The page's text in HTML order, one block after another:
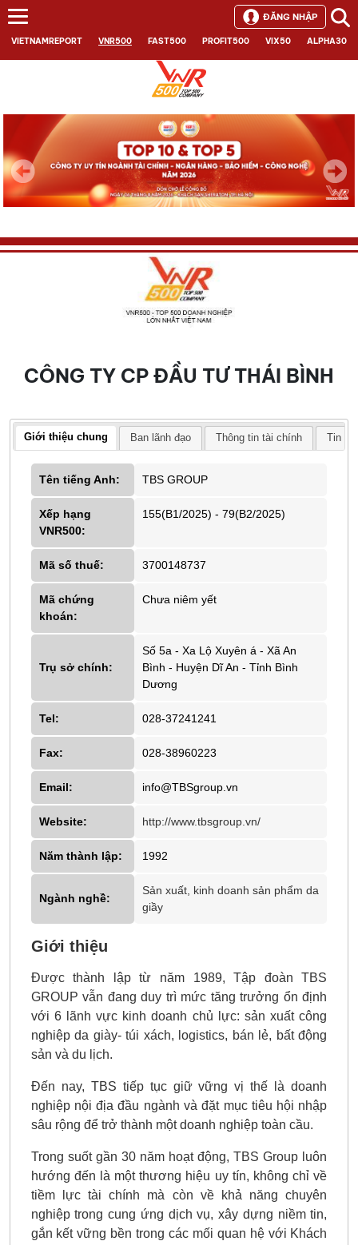
VIETNAMREPORT VNR500 FAST500 PROFIT500 VIX50 ALPHA30
ĐĂNG NHẬP
Next
CÔNG TY CP ĐẦU TƯ THÁI BÌNH
Giới thiệu chung Ban lãnh đạo Thông tin tài chính Tin
Tên tiếng Anh: TBS GROUP
Xếp hạng
VNR500:
155(B1/2025) - 79(B2/2025)
Mã số thuế: 3700148737
Mã chứng
khoán:
Chưa niêm yết
Trụ sở chính:
Số 5a - Xa Lộ Xuyên á - Xã An
Bình - Huyện Dĩ An - Tỉnh Bình
Dương
Tel: 028-37241241
Fax: 028-38960223
Email: info@TBSgroup.vn
Website: http://www.tbsgroup.vn/
Năm thành lập: 1992
Ngành nghề:
Sản xuất, kinh doanh sản phẩm da
giầy
Giới thiệu
Được thành lập từ năm 1989, Tập đoàn TBS
GROUP vẫn đang duy trì mức tăng trưởng ổn định
với 6 lãnh vực kinh doanh chủ lực: sản xuất công
nghiệp da giày- túi xách, logistics, bán lẻ, bất động
sản và du lịch.
Đến nay, TBS tiếp tục giữ vững vị thế là doanh
nghiệp nội địa đầu ngành và đặt mục tiêu hội nhập
sâu rộng để trở thành một doanh nghiệp toàn cầu.
Trong suốt gần 30 năm hoạt động, TBS Group luôn
hướng đến là một thương hiệu uy tín, không chỉ về
tiềm lực tài chính mà còn về khả năng chuyên
nghiệp trong cung ứng dịch vụ, xây dựng niềm tin,
gắn kết vững bền trong các mối quan hệ với Khách